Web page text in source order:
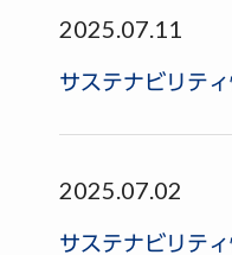
2025.07.11
サステナビリテ
2025.07.02
サステナビリテ